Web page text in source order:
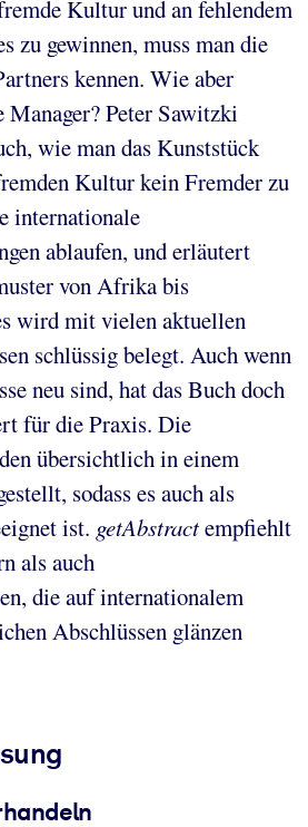
Kultur und an fehlendem
zu gewinnen, muss man die
kennen. Wie aber
Manager? Peter Sawitzki
wie man das Kunststück
Kultur kein Fremder zu
internationale
ablaufen, und erläutert
von Afrika bis
wird mit vielen aktuellen
schlüssig belegt. Auch wenn
neu sind, hat das Buch doch
für die Praxis. Die
übersichtlich in einem
sodass es auch als
ist. getAbstractempfiehlt
als auch
die auf internationalem
Abschlüssen glänzen